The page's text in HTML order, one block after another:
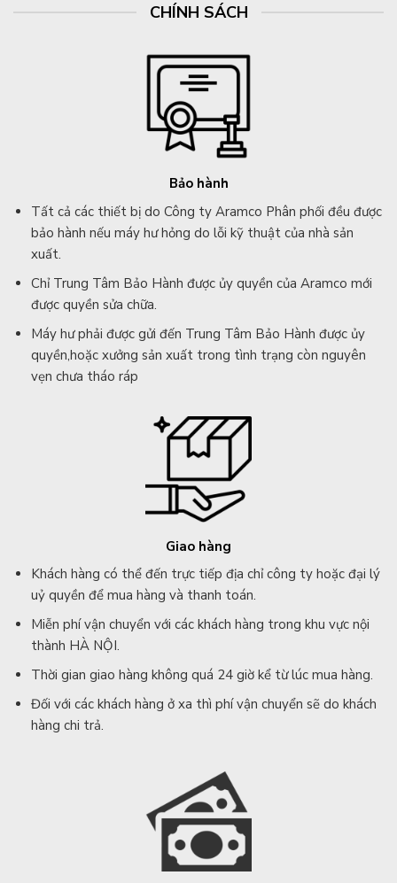
CHÍNH SÁCH
Bảo hành
Tất cả các thiết bị do Công ty Aramco Phân phối đều được
bảo hành nếu máy hư hỏng do lỗi kỹ thuật của nhà sản
xuất.
Chỉ Trung Tâm Bảo Hành được ủy quyền của Aramco mới
được quyền sửa chữa.
Máy hư phải được gửi đến Trung Tâm Bảo Hành được ủy
quyền,hoặc xưởng sản xuất trong tình trạng còn nguyên
vẹn chưa tháo ráp
Giao hàng
Khách hàng có thể đến trực tiếp địa chỉ công ty hoặc đại lý
uỷ quyền để mua hàng và thanh toán.
Miễn phí vận chuyển với các khách hàng trong khu vực nội
thành HÀ NỘI.
Thời gian giao hàng không quá 24 giờ kể từ lúc mua hàng.
Đối với các khách hàng ở xa thì phí vận chuyển sẽ do khách
hàng chi trả.